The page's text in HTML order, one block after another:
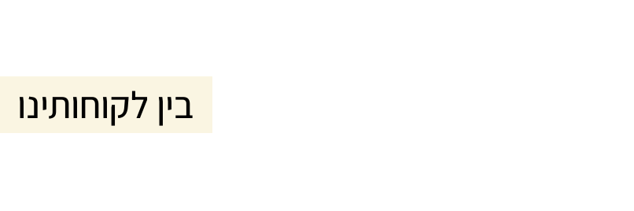
בין לקוחותינו